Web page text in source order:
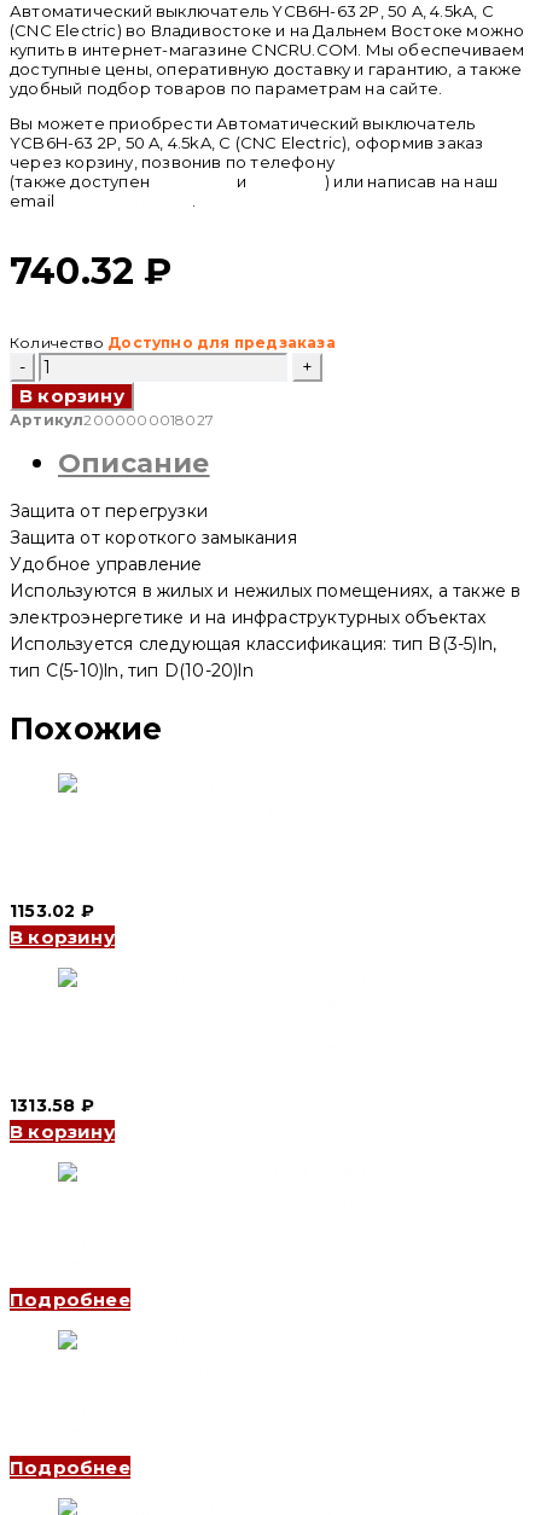
Автоматический выключатель YCB6H-63 2P, 50 A, 4.5kA, C
(CNC Electric) во Владивостоке и на Дальнем Востоке можно
купить в интернет-магазине CNCRU.COM. Мы обеспечиваем
доступные цены, оперативную доставку и гарантию, а также
удобный подбор товаров по параметрам на сайте.
Вы можете приобрести Автоматический выключатель
YCB6H-63 2P, 50 A, 4.5kA, C (CNC Electric), оформив заказ
через корзину, позвонив по телефону
(также доступен
и telegram) или написав на наш
email
740.32₽
Количество Доступно для предзаказа
Количество
товара
Автоматический
выключатель
63
2P,
A,
4.5kA,
C
(CNC
Electric)
В корзину
Артикул2000000018027
Описание
Защита от перегрузки
Защита от короткого замыкания
Удобное управление
Используются в жилых и нежилых помещениях, а также в
электроэнергетике и на инфраструктурных объектах
Используется следующая классификация: тип B(3-5)ln,
тип C(5-10)ln, тип D(10-20)ln
Похожие
1153.02 ₽
В корзину
1313.58 ₽
В корзину
Подробнее
Подробнее